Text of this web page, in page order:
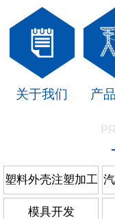
关于我们 产
塑料外壳注塑加工
模具开发